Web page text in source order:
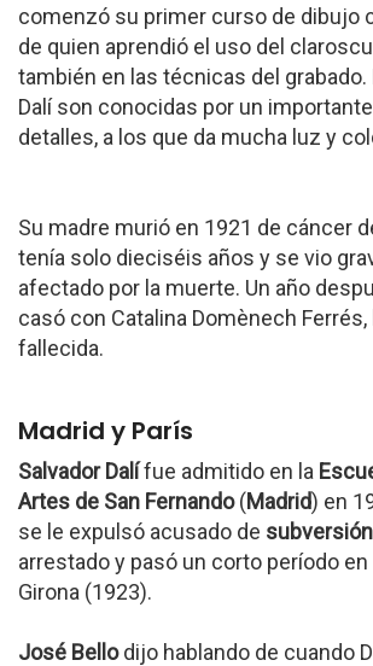
comenzó su primer curso de dibujo
de quien aprendió el uso del
también en las técnicas del grabado.
Dalí son conocidas por un
detalles, a los que da mucha luz y
Su madre murió en 1921 de cáncer
tenía solo dieciséis años y se vio
afectado por la muerte. Un año
casó con Catalina Domènech Ferrés,
fallecida.
Madrid y París
Salvador Dalífue admitido en la
Artes de San Fernando(Madrid) en
se le expulsó acusado de
arrestado y pasó un corto período en
Girona (1923).
José Bellodijo hablando de cuando